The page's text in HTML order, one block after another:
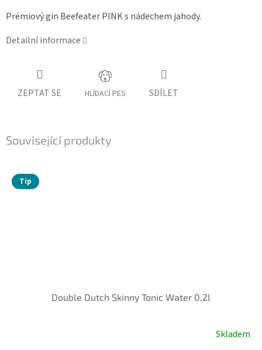
Prémiový gin Beefeater PINK s nádechem jahody.
Detailní informace
ZEPTAT SE HLÍDACÍ PES SDÍLET
Související produkty
Tip
Double Dutch Skinny Tonic Water 0,2l
Skladem